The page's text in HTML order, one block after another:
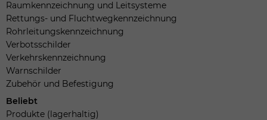
Raumkennzeichnung und Leitsysteme
Rettungs- und Fluchtwegkennzeichnung
Rohrleitungskennzeichnung
Verbotsschilder
Verkehrskennzeichnung
Warnschilder
Zubehör und Befestigung
Beliebt
Produkte (lagerhaltig)